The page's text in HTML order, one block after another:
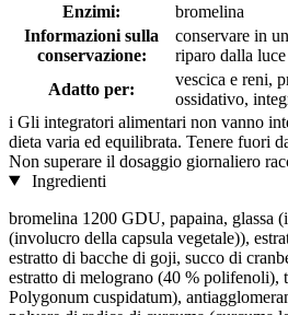
Enzimi:
bromelina
Informazioni sulla
conservazione:
conservare in
riparo dalla luce
Adatto per:
vescica e reni,
ossidativo,
i Gli integratori alimentari non vanno
dieta varia ed equilibrata. Tenere fuori
Non superare il dosaggio giornaliero
Ingredienti
bromelina 1200 GDU, papaina, glassa
(involucro della capsula vegetale)),
estratto di bacche di goji, succo di
estratto di melograno (40 % polifenoli),
Polygonum cuspidatum),